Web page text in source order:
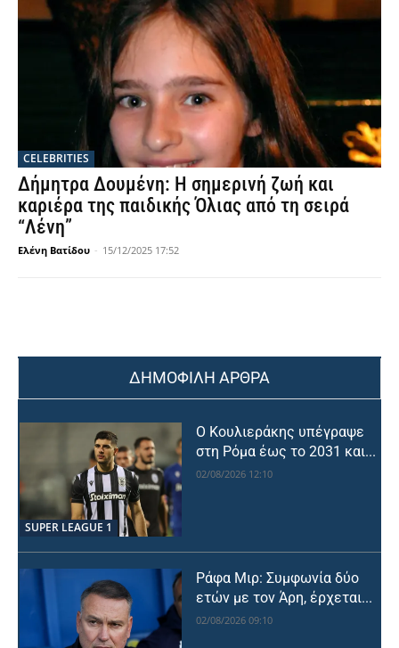
CELEBRITIES
Δήμητρα Δουμένη: Η σημερινή ζωή και
καριέρα της παιδικής Όλιας από τη σειρά
“Λένη”
Ελένη Βατίδου - 15/12/2025 17:52
ΔΗΜΟΦΙΛΗ ΑΡΘΡΑ
SUPER LEAGUE 1
Ο Κουλιεράκης υπέγραψε
στη Ρόμα έως το 2031 και...
02/08/2026 12:10
Ράφα Μιρ: Συμφωνία δύο
ετών με τον Άρη, έρχεται...
02/08/2026 09:10